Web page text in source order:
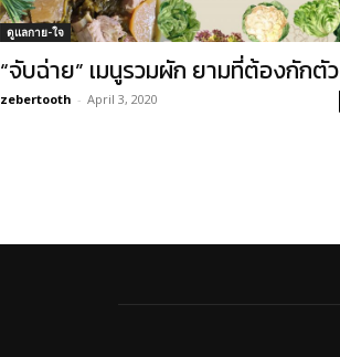
ดูแลกาย-ใจ
“จับฉ่าย” เมนูรวมผัก ยามที่ต้องกักตัว
zebertooth - April 3, 2020